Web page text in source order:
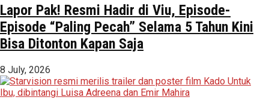
Lapor Pak! Resmi Hadir di Viu, Episode-
Episode “Paling Pecah” Selama 5 Tahun Kini
Bisa Ditonton Kapan Saja
8 July, 2026